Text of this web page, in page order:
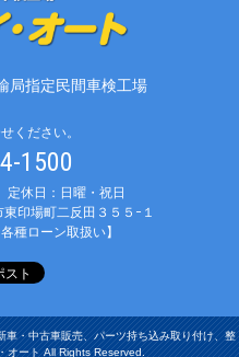
局指定民間車検工場
ください。
1500
休日：日曜・祝日
印場町二反田３５５−１
種ローン取扱い】
・中古車販売、パーツ持ち込み取り付け、整
オート All Rights Reserved.